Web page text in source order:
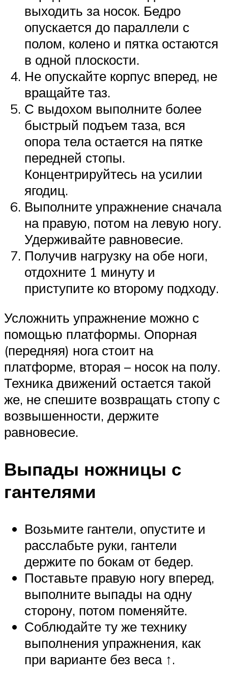
выходить за носок. Бедро
опускается до параллели с
полом, колено и пятка остаются
в одной плоскости.
Не опускайте корпус вперед, не
вращайте таз.
С выдохом выполните более
быстрый подъем таза, вся
опора тела остается на пятке
передней стопы.
Концентрируйтесь на усилии
ягодиц.
Выполните упражнение сначала
на правую, потом на левую ногу.
Удерживайте равновесие.
Получив нагрузку на обе ноги,
отдохните 1 минуту и
приступите ко второму подходу.
Усложнить упражнение можно с
помощью платформы. Опорная
(передняя) нога стоит на
платформе, вторая – носок на полу.
Техника движений остается такой
же, не спешите возвращать стопу с
возвышенности, держите
равновесие.
Выпады ножницы с
гантелями
Возьмите гантели, опустите и
расслабьте руки, гантели
держите по бокам от бедер.
Поставьте правую ногу вперед,
выполните выпады на одну
сторону, потом поменяйте.
Соблюдайте ту же технику
выполнения упражнения, как
при варианте без веса ↑.